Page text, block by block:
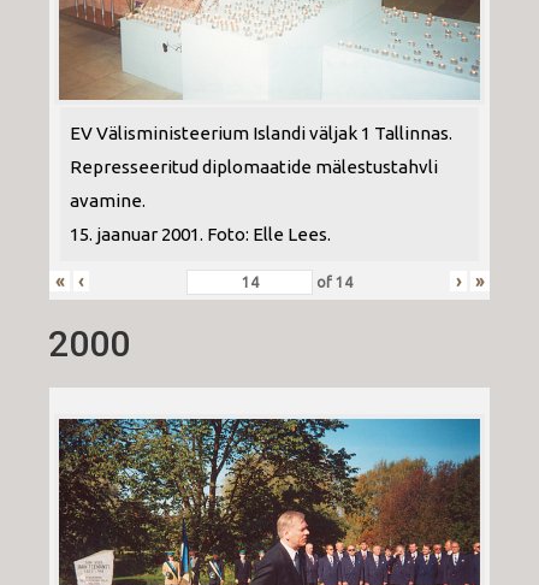
EV Välisministeerium Islandi väljak 1 Tallinnas.
Represseeritud diplomaatide mälestustahvli
avamine.
15. jaanuar 2001. Foto: Elle Lees.
« ‹ of14 › »
2000